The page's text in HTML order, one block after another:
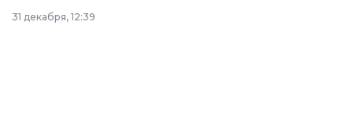
в Астане из
республиканского
31 декабря, 12:39